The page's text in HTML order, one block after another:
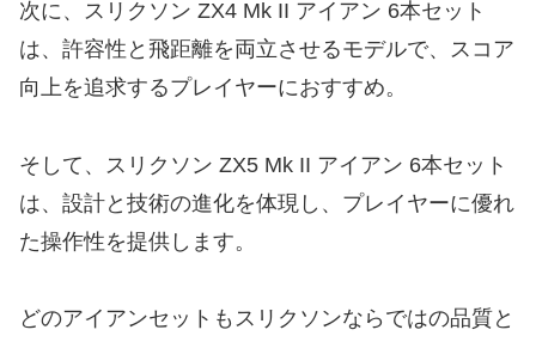
次に、スリクソン ZX4 Mk II アイアン 6本セット
は、許容性と飛距離を両立させるモデルで、スコア
向上を追求するプレイヤーにおすすめ。
そして、スリクソン ZX5 Mk II アイアン 6本セット
は、設計と技術の進化を体現し、プレイヤーに優れ
た操作性を提供します。
どのアイアンセットもスリクソンならではの品質と